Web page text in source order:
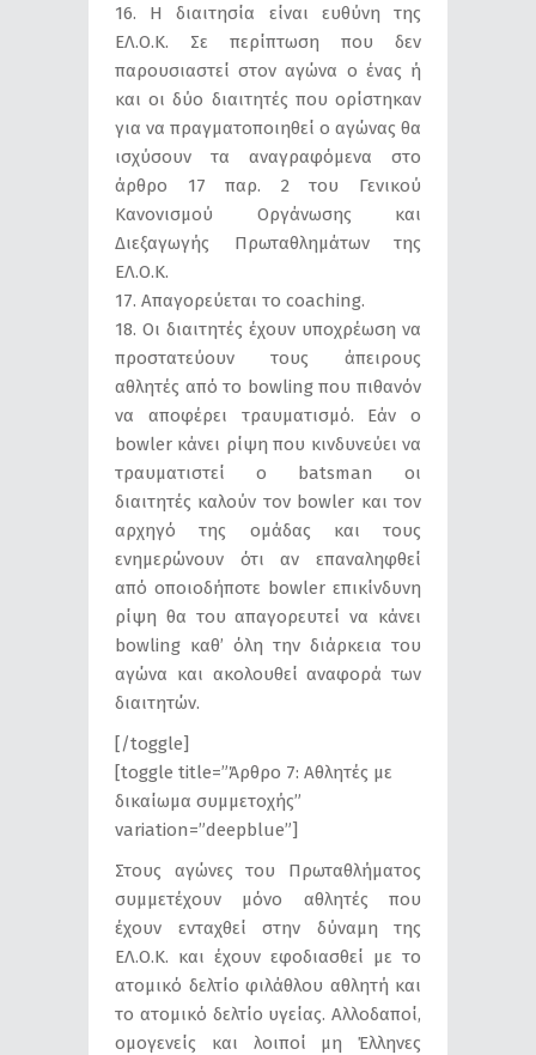
16. Η διαιτησία είναι ευθύνη της
ΕΛ.Ο.Κ. Σε περίπτωση που δεν
παρουσιαστεί στον αγώνα ο ένας ή
και οι δύο διαιτητές που ορίστηκαν
για να πραγματοποιηθεί ο αγώνας θα
ισχύσουν τα αναγραφόμενα στο
άρθρο 17 παρ. 2 του Γενικού
Κανονισμού Οργάνωσης και
Διεξαγωγής Πρωταθλημάτων της
ΕΛ.Ο.Κ.
17. Απαγορεύεται το coaching.
18. Οι διαιτητές έχουν υποχρέωση να
προστατεύουν τους άπειρους
αθλητές από το bowling που πιθανόν
να αποφέρει τραυματισμό. Εάν ο
bowler κάνει ρίψη που κινδυνεύει να
τραυματιστεί ο batsman οι
διαιτητές καλούν τον bowler και τον
αρχηγό της ομάδας και τους
ενημερώνουν ότι αν επαναληφθεί
από οποιοδήποτε bowler επικίνδυνη
ρίψη θα του απαγορευτεί να κάνει
bowling καθ’ όλη την διάρκεια του
αγώνα και ακολουθεί αναφορά των
διαιτητών.
[/toggle]
[toggle title=”Άρθρο 7: Αθλητές με
δικαίωμα συμμετοχής”
variation=”deepblue”]
Στους αγώνες του Πρωταθλήματος
συμμετέχουν μόνο αθλητές που
έχουν ενταχθεί στην δύναμη της
ΕΛ.Ο.Κ. και έχουν εφοδιασθεί με το
ατομικό δελτίο φιλάθλου αθλητή και
το ατομικό δελτίο υγείας. Αλλοδαποί,
ομογενείς και λοιποί μη Έλληνες